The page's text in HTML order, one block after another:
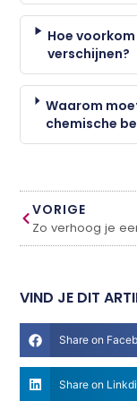
Hoe
verschijnen?
Waarom
chemische
VORIGE
VIND JE DIT
Share on
Share on